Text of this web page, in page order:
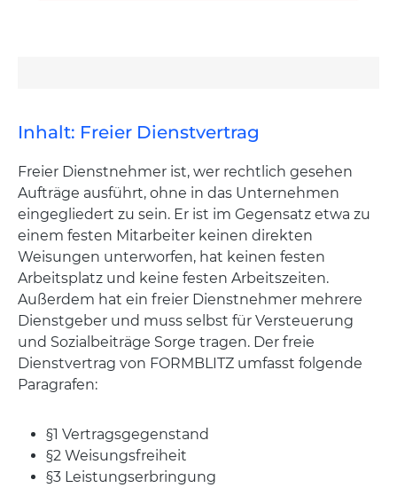
Inhalt: Freier Dienstvertrag
Freier Dienstnehmer ist, wer rechtlich gesehen
Aufträge ausführt, ohne in das Unternehmen
eingegliedert zu sein. Er ist im Gegensatz etwa zu
einem festen Mitarbeiter keinen direkten
Weisungen unterworfen, hat keinen festen
Arbeitsplatz und keine festen Arbeitszeiten.
Außerdem hat ein freier Dienstnehmer mehrere
Dienstgeber und muss selbst für Versteuerung
und Sozialbeiträge Sorge tragen. Der freie
Dienstvertrag von FORMBLITZ umfasst folgende
Paragrafen:
§1 Vertragsgegenstand
§2 Weisungsfreiheit
§3 Leistungserbringung